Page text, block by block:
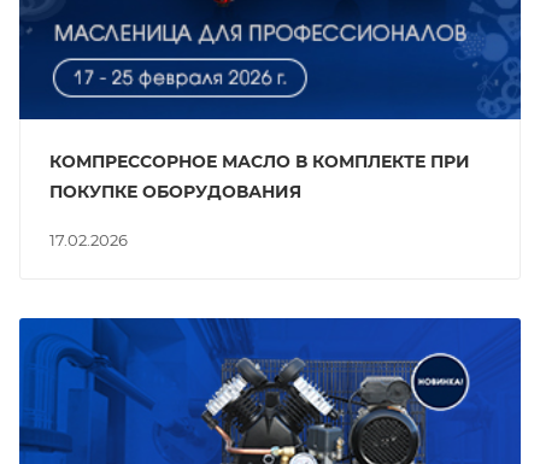
17.02.2026
КОМПРЕССОРНОЕ МАСЛО В КОМПЛЕКТЕ ПРИ
ПОКУПКЕ ОБОРУДОВАНИЯ